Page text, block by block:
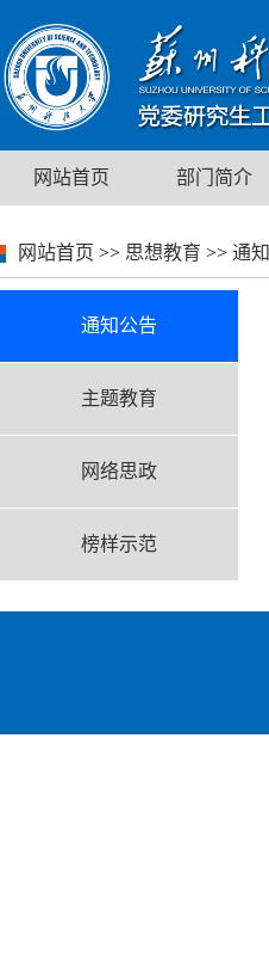
网站首页 部门简介
网站首页 >> 思想教育 >> 通
通知公告
主题教育
网络思政
榜样示范